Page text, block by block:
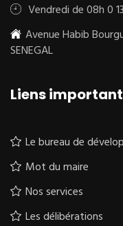
Vendredi de 08h 0
Avenue Habib
SENEGAL
Liens
Le bureau de
Mot du maire
Nos services
Les délibérations